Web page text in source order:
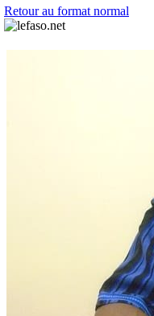
Retour au format normal